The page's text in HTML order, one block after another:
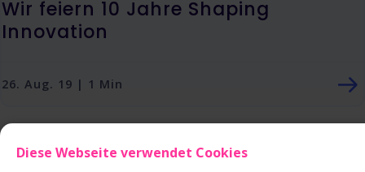
Diese Webseite verwendet Cookies
Wir feiern 10 Jahre Shaping
Innovation
26. Aug. 19 | 1 Min